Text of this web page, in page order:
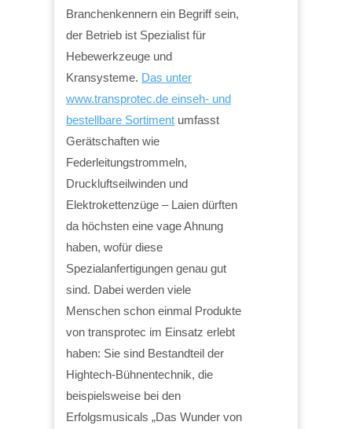
Branchenkennern ein Begriff sein,
der Betrieb ist Spezialist für
Hebewerkzeuge und
Kransysteme. Das unter
www.transprotec.de einseh- und
bestellbare Sortiment umfasst
Gerätschaften wie
Federleitungstrommeln,
Druckluftseilwinden und
Elektrokettenzüge – Laien dürften
da höchsten eine vage Ahnung
haben, wofür diese
Spezialanfertigungen genau gut
sind. Dabei werden viele
Menschen schon einmal Produkte
von transprotec im Einsatz erlebt
haben: Sie sind Bestandteil der
Hightech-Bühnentechnik, die
beispielsweise bei den
Erfolgsmusicals „Das Wunder von